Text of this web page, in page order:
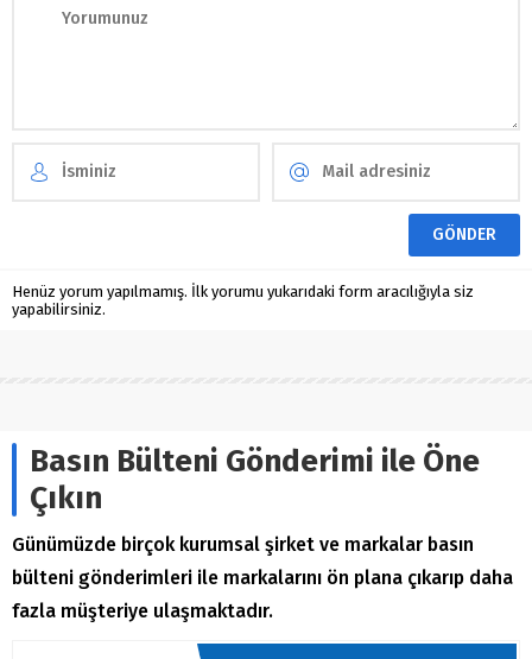
Henüz yorum yapılmamış. İlk yorumu yukarıdaki form aracılığıyla siz
yapabilirsiniz.
Basın Bülteni Gönderimi ile Öne
Çıkın
Günümüzde birçok kurumsal şirket ve markalar basın
bülteni gönderimleri ile markalarını ön plana çıkarıp daha
fazla müşteriye ulaşmaktadır.